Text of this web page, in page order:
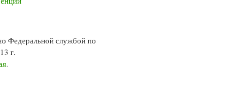
Федеральной службой по
г.
.